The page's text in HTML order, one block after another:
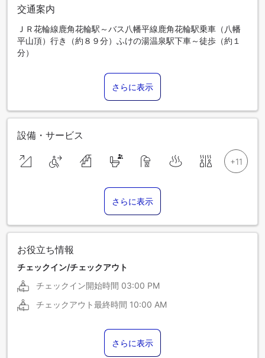
交通案内
ＪＲ花輪線鹿角花輪駅～バス八幡平線鹿角花輪駅乗車（八幡
平山頂）行き（約８９分）ふけの湯温泉駅下車～徒歩（約１
分）
さらに表示
設備・サービス
さらに表示
お役立ち情報
チェックイン/チェックアウト
チェックイン開始時間 03:00 PM
チェックアウト最終時間 10:00 AM
さらに表示